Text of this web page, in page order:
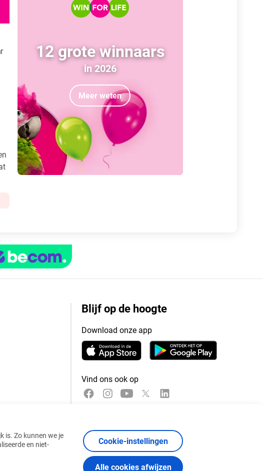
12 grote winnaars
in 2026
Meer weten
is. Zo kunnen we je
en niet-
Cookie-instellingen
Alle cookies afwijzen
Blijf op de hoogte
Download onze app
Vind ons ook op